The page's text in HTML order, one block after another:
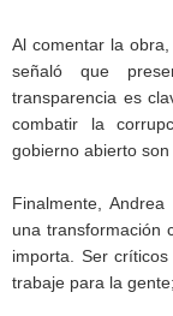
Al comentar la
señaló que
transparencia es
combatir la
gobierno abierto son
Finalmente,
una transformación
importa. Ser
trabaje para la